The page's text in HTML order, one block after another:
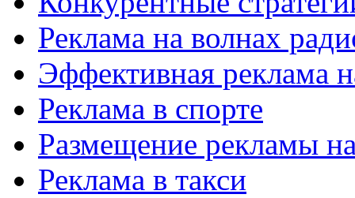
Реклама на волнах
Эффективная реклама
Реклама в спорте
Размещение рекламы
Реклама в такси